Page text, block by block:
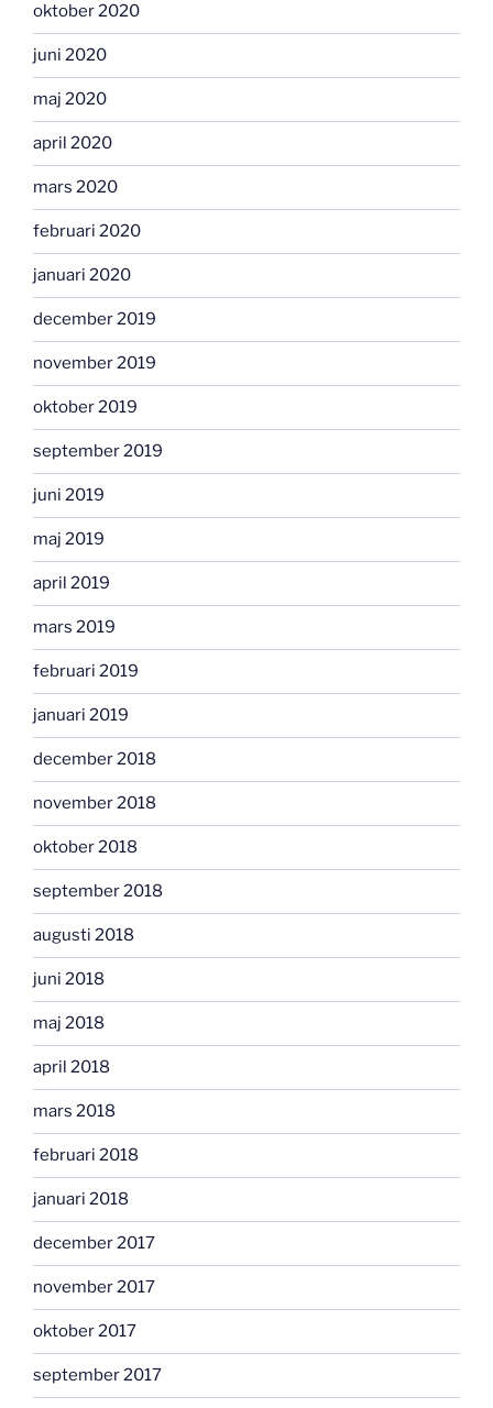
oktober 2020
juni 2020
maj 2020
april 2020
mars 2020
februari 2020
januari 2020
december 2019
november 2019
oktober 2019
september 2019
juni 2019
maj 2019
april 2019
mars 2019
februari 2019
januari 2019
december 2018
november 2018
oktober 2018
september 2018
augusti 2018
juni 2018
maj 2018
april 2018
mars 2018
februari 2018
januari 2018
december 2017
november 2017
oktober 2017
september 2017